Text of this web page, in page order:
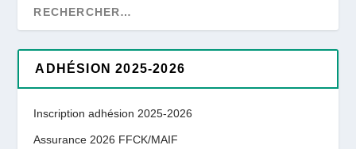
ADHÉSION 2025-2026
Inscription adhésion 2025-2026
Assurance 2026 FFCK/MAIF